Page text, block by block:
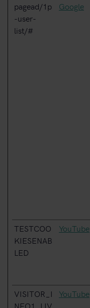
pagead/1p
-user-
list/#
Google
TESTCOO
KIESENAB
LED
YouTube
VISITOR_I
NFO1_LIV
YouTube